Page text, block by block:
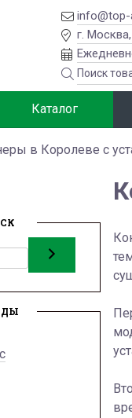
info@top-
г.
Каталог
в Королеве с